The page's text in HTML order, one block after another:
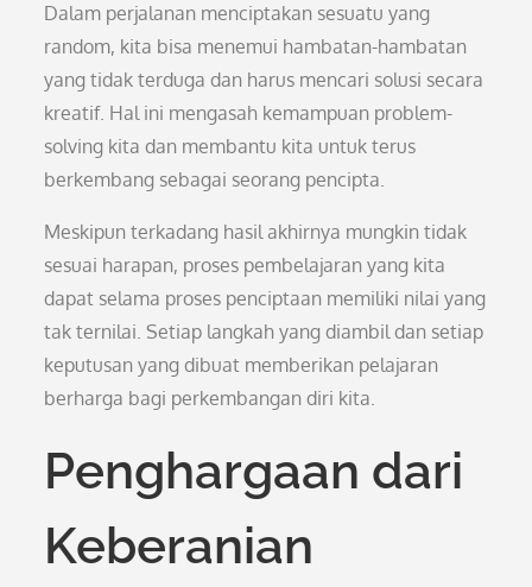
Dalam perjalanan menciptakan sesuatu yang
random, kita bisa menemui hambatan-hambatan
yang tidak terduga dan harus mencari solusi secara
kreatif. Hal ini mengasah kemampuan problem-
solving kita dan membantu kita untuk terus
berkembang sebagai seorang pencipta.
Meskipun terkadang hasil akhirnya mungkin tidak
sesuai harapan, proses pembelajaran yang kita
dapat selama proses penciptaan memiliki nilai yang
tak ternilai. Setiap langkah yang diambil dan setiap
keputusan yang dibuat memberikan pelajaran
berharga bagi perkembangan diri kita.
Penghargaan dari
Keberanian